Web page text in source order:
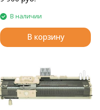
В наличии
В корзину